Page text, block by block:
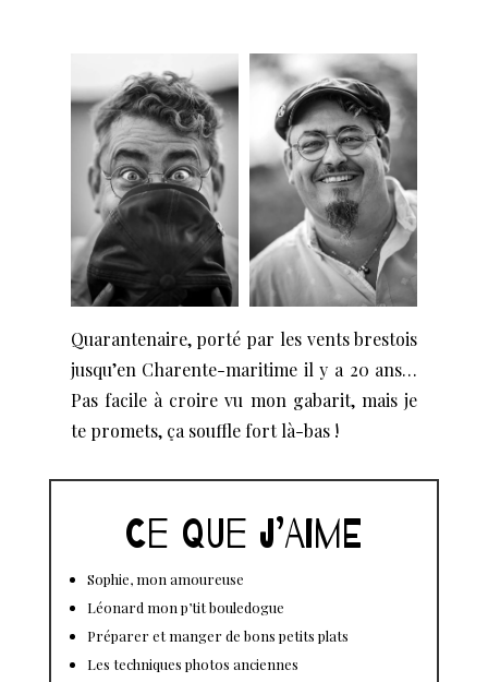
Quarantenaire, porté par les vents brestois
jusqu’en Charente-maritime il y a 20 ans…
Pas facile à croire vu mon gabarit, mais je
te promets, ça souffle fort là-bas !
Ce que j’aime
Sophie, mon amoureuse
Léonard mon p’tit bouledogue
Préparer et manger de bons petits plats
Les techniques photos anciennes